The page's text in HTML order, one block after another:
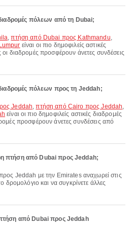
διαδρομές πόλεων από τη Dubai;
,πτήση από Dubai προς Kathmandu,
είναι οι πιο δημοφιλείς αστικές
διαδρομές προσφέρουν άνετες συνδέσεις
διαδρομές πόλεων προς τη Jeddah;
Jeddah,πτήση από Cairo προς Jeddah,
είναι οι πιο δημοφιλείς αστικές διαδρομές
προσφέρουν άνετες συνδέσεις από
πτήση από Dubai προς Jeddah;
δρομολόγιο και να συγκρίνετε άλλες
από Dubai προς Jeddah